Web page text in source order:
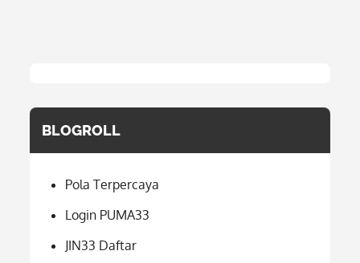
BLOGROLL
Pola Terpercaya
Login PUMA33
JIN33 Daftar